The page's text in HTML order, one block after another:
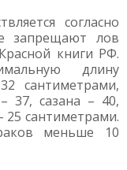
согласно
запрещают лов
книги РФ.
длину
сантиметрами,
37, сазана – 40,
25 сантиметрами.
меньше 10